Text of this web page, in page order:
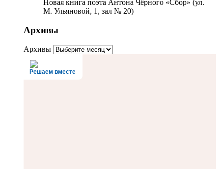
Новая книга поэта Антона Чёрного «Сбор» (ул.
М. Ульяновой, 1, зал № 20)
Архивы
Архивы
Решаем вместе